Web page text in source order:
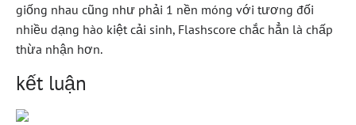
giống nhau cũng như phải 1 nền móng với tương đối
nhiều dạng hào kiệt cải sinh, Flashscore chắc hẳn là chấp
thừa nhận hơn.
kết luận